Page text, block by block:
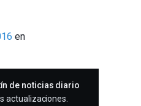
en
de noticias diario
actualizaciones.